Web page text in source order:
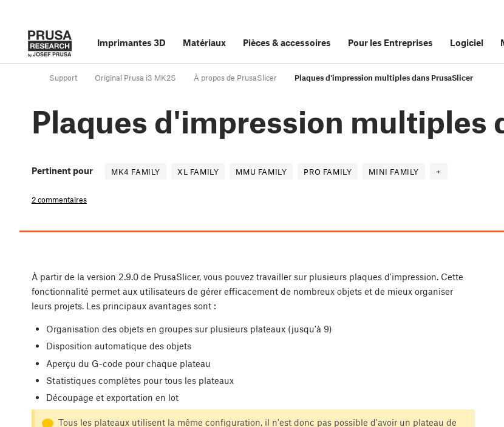
Imprimantes 3D Matériaux Pièces &accessoires Pour les Entreprises Logiciel
Support Original Prusa i3 MK2S À propos de PrusaSlicer Plaques d'impression multiples dans PrusaSlicer
Plaques d'impression multiples
Pertinent pour MK4 FAMILY XL FAMILY MMU FAMILY PRO FAMILY MINI FAMILY +
2 commentaires
À partir de la version 2.9.0 de PrusaSlicer, vous pouvez travailler sur plusieurs plaques d'impression. Cette
fonctionnalité permet aux utilisateurs de gérer efficacement de nombreux objets et de mieux organiser
leurs projets. Les principaux avantages sont :
Organisation des objets en groupes sur plusieurs plateaux (jusqu'à 9)
Disposition automatique des objets
Aperçu du G-code pour chaque plateau
Statistiques complètes pour tous les plateaux
Découpage et exportation en lot
Tous les plateaux utilisent la même configuration, il n'est donc pas possible d'avoir un plateau de